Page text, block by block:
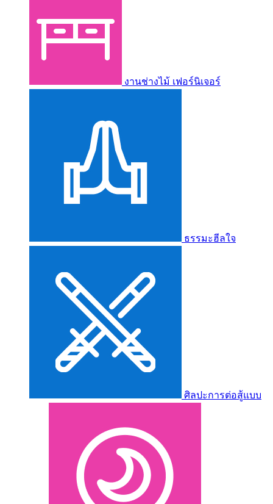
งานช่างไม้ เฟอร์นิเจอร์
ธรรมะฮีลใจ
ศิลปะการต่อสู้แบบ